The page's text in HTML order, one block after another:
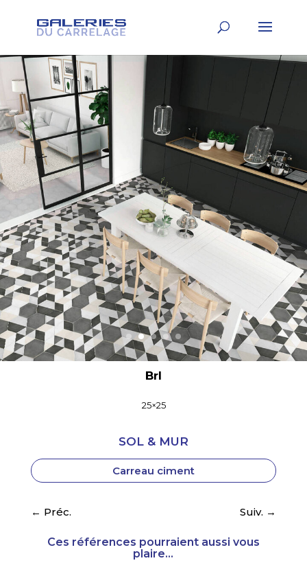
Brl
25×25
SOL & MUR
Carreau ciment
← Préc. Suiv. →
Ces références pourraient aussi vous
plaire...